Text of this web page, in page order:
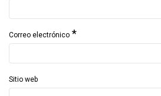
Correo electrónico *
Sitio web